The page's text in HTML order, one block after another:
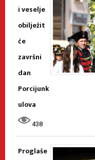
i veselje
obilježit
će
završni
dan
Porcijunk
ulova
438
Proglaše